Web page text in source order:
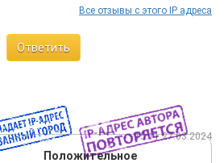
Все отзывы с этого IP адреса
Ответить
15:11 27.03.2024
Положительное